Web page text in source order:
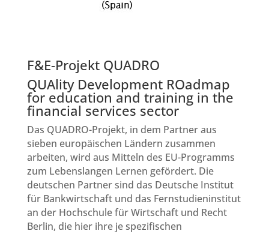
F&E-Projekt QUADRO
QUAlity Development ROadmap
for education and training in the
financial services sector
Das QUADRO-Projekt, in dem Partner aus
sieben europäischen Ländern zusammen
arbeiten, wird aus Mitteln des EU-Programms
zum Lebenslangen Lernen gefördert. Die
deutschen Partner sind das Deutsche Institut
für Bankwirtschaft und das Fernstudieninstitut
an der Hochschule für Wirtschaft und Recht
Berlin, die hier ihre je spezifischen